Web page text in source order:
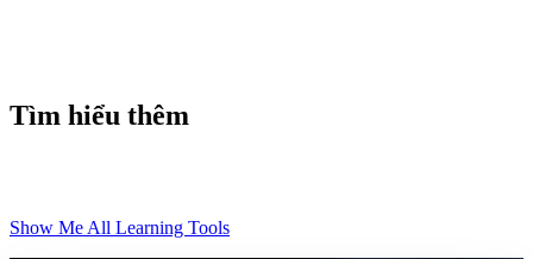
Tìm hiểu thêm
Show Me All Learning Tools